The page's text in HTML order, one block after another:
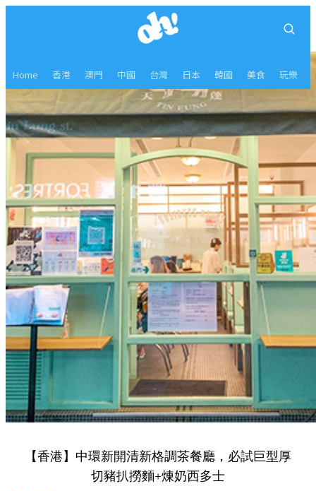
Home 香港 澳門 中國 台灣 日本 韓國 美食 玩樂
【香港】中環新開清新格調茶餐廳，必試巨型厚
切豬扒撈麵+煉奶西多士